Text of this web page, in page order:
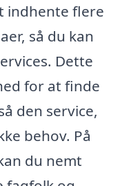
indhente flere
så du kan
Dette
for at finde
den service,
behov. På
du nemt